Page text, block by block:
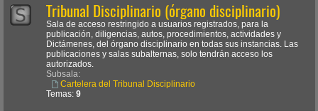
Tribunal Disciplinario (órgano disciplinario)
Sala de acceso restringido a usuarios registrados, para la
publicación, diligencias, autos, procedimientos, actividades y
Dictámenes, del órgano disciplinario en todas sus instancias. Las
publicaciones y salas subalternas, solo tendrán acceso los
autorizados.
Subsala:
Cartelera del Tribunal Disciplinario
Temas: 9